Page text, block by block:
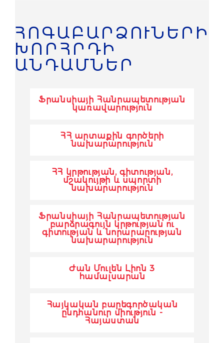
ՀՈԳԱԲԱՐՁՈՒՆԵՐԻ
ԽՈՐՀՐԴԻ
ԱՆԴԱՄՆԵՐ
Ֆրանսիայի Հանրապետության
կառավարություն
ՀՀ արտաքին գործերի
նախարարություն
ՀՀ կրթության, գիտության,
մշակույթի և սպորտի
նախարարություն
Ֆրանսիայի Հանրապետության
բարձրագույն կրթության ու
գիտության և նորարարության
նախարարություն
Ժան Մուլեն Լիոն 3
hամալսարան
Հայկական բարեգործական
ընդհանուր միություն -
Հայաստան